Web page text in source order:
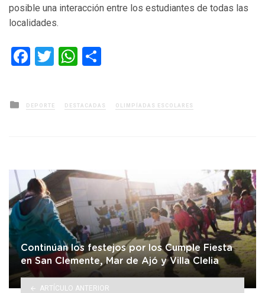
posible una interacción entre los estudiantes de todas las
localidades.
Facebook
TwitterWhatsApp
Posted
in
DEPORTE DESTACADAS OLIMPÍADAS ESCOLARES
Continúan los festejos por los Cumple Fiesta
en San Clemente, Mar de Ajó y Villa Clelia
ARTÍCULO ANTERIOR